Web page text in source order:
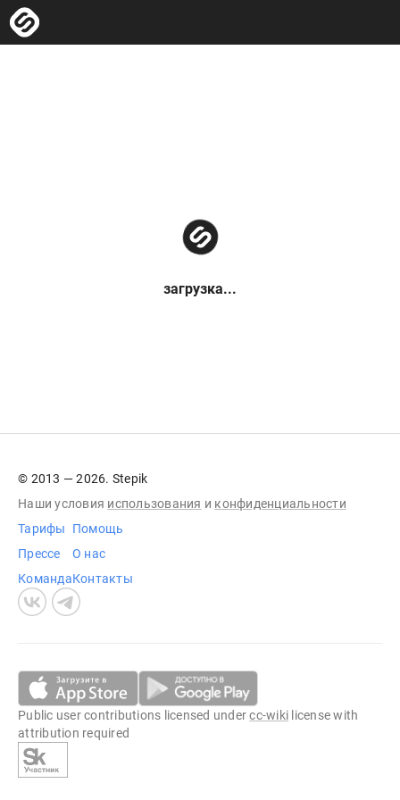
загрузка...
© 2013 — 2026. Stepik
Наши условия использования и конфиденциальности
Тарифы
Прессе
Команда
Помощь
О нас
Контакты
Public user contributions licensed undercc-wiki license with
attribution required